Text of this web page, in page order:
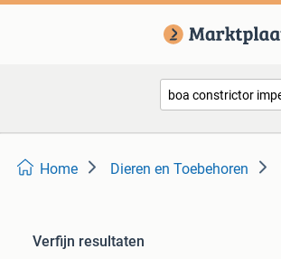
Home Dieren en Toebehoren
Verfijn resultaten